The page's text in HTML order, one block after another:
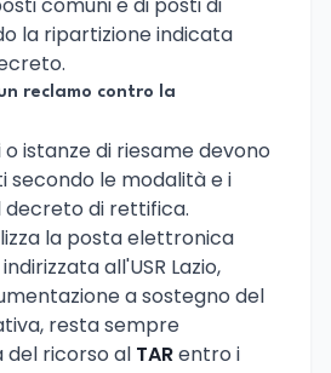
comuni e di posti di
la ripartizione indicata
reclamo contro la
istanze di riesame devono
secondo le modalità e i
di rettifica.
la posta elettronica
all'USR Lazio,
a sostegno del
resta sempre
del ricorso al TARentro i